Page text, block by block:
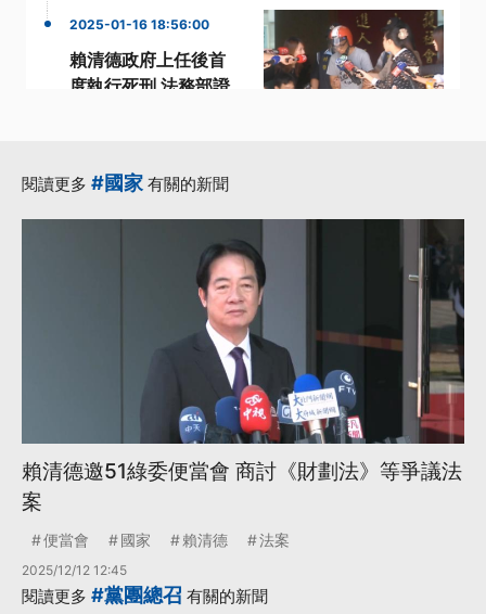
2025-01-16 18:56:00
賴清德政府上任後首
度執行死刑 法務部證
黃麟凱·女友·更多...
閱讀更多 #國家 有關的新聞
賴清德邀51綠委便當會 商討《財劃法》等爭議法
案
便當會 國家 賴清德 法案
2025/12/12 12:45
閱讀更多 #黨團總召 有關的新聞